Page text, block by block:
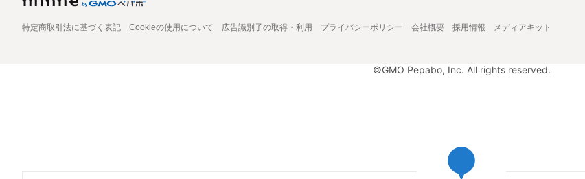
特定商取引法に基づく表記 Cookieの使用について 広告識別子の取得・利用 プライバシーポリシー 会社概要 採用情報 メディアキット
©GMO Pepabo, Inc. All rights reserved.